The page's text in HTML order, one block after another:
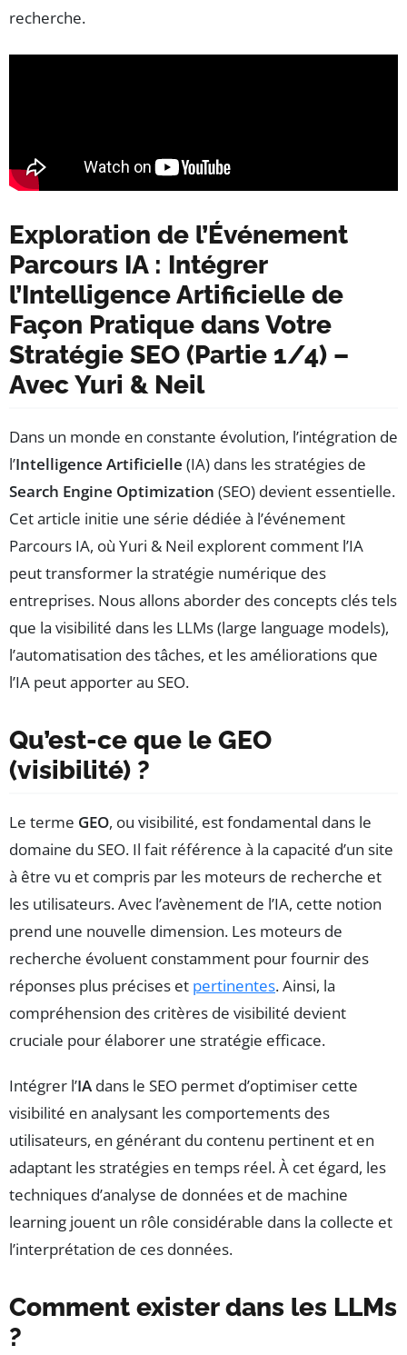
recherche.
Exploration de l’Événement
Parcours IA : Intégrer
l’Intelligence Artificielle de
Façon Pratique dans Votre
Stratégie SEO (Partie 1/4) –
Avec Yuri & Neil
Dans un monde en constante évolution, l’intégration de
l’Intelligence Artificielle (IA) dans les stratégies de
Search Engine Optimization (SEO) devient essentielle.
Cet article initie une série dédiée à l’événement
Parcours IA, où Yuri & Neil explorent comment l’IA
peut transformer la stratégie numérique des
entreprises. Nous allons aborder des concepts clés tels
que la visibilité dans les LLMs (large language models),
l’automatisation des tâches, et les améliorations que
l’IA peut apporter au SEO.
Qu’est-ce que le GEO
(visibilité) ?
Le terme GEO, ou visibilité, est fondamental dans le
domaine du SEO. Il fait référence à la capacité d’un site
à être vu et compris par les moteurs de recherche et
les utilisateurs. Avec l’avènement de l’IA, cette notion
prend une nouvelle dimension. Les moteurs de
recherche évoluent constamment pour fournir des
réponses plus précises et pertinentes. Ainsi, la
compréhension des critères de visibilité devient
cruciale pour élaborer une stratégie efficace.
Intégrer l’IA dans le SEO permet d’optimiser cette
visibilité en analysant les comportements des
utilisateurs, en générant du contenu pertinent et en
adaptant les stratégies en temps réel. À cet égard, les
techniques d’analyse de données et de machine
learning jouent un rôle considérable dans la collecte et
l’interprétation de ces données.
Comment exister dans les LLMs
?